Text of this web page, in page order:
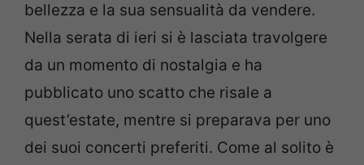
bellezza e la sua sensualità da vendere.
Nella serata di ieri si è lasciata travolgere
da un momento di nostalgia e ha
pubblicato uno scatto che risale a
quest’estate, mentre si preparava per uno
dei suoi concerti preferiti. Come al solito è